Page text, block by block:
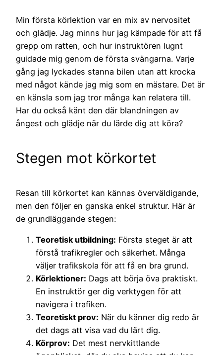
Min första körlektion var en mix av nervositet
och glädje. Jag minns hur jag kämpade för att få
grepp om ratten, och hur instruktören lugnt
guidade mig genom de första svängarna. Varje
gång jag lyckades stanna bilen utan att krocka
med något kände jag mig som en mästare. Det är
en känsla som jag tror många kan relatera till.
Har du också känt den där blandningen av
ångest och glädje när du lärde dig att köra?
Stegen mot körkortet
Resan till körkortet kan kännas överväldigande,
men den följer en ganska enkel struktur. Här är
de grundläggande stegen:
Teoretisk utbildning: Första steget är att
förstå trafikregler och säkerhet. Många
väljer trafikskola för att få en bra grund.
Körlektioner: Dags att börja öva praktiskt.
En instruktör ger dig verktygen för att
navigera i trafiken.
Teoretiskt prov: När du känner dig redo är
det dags att visa vad du lärt dig.
Körprov: Det mest nervkittlande